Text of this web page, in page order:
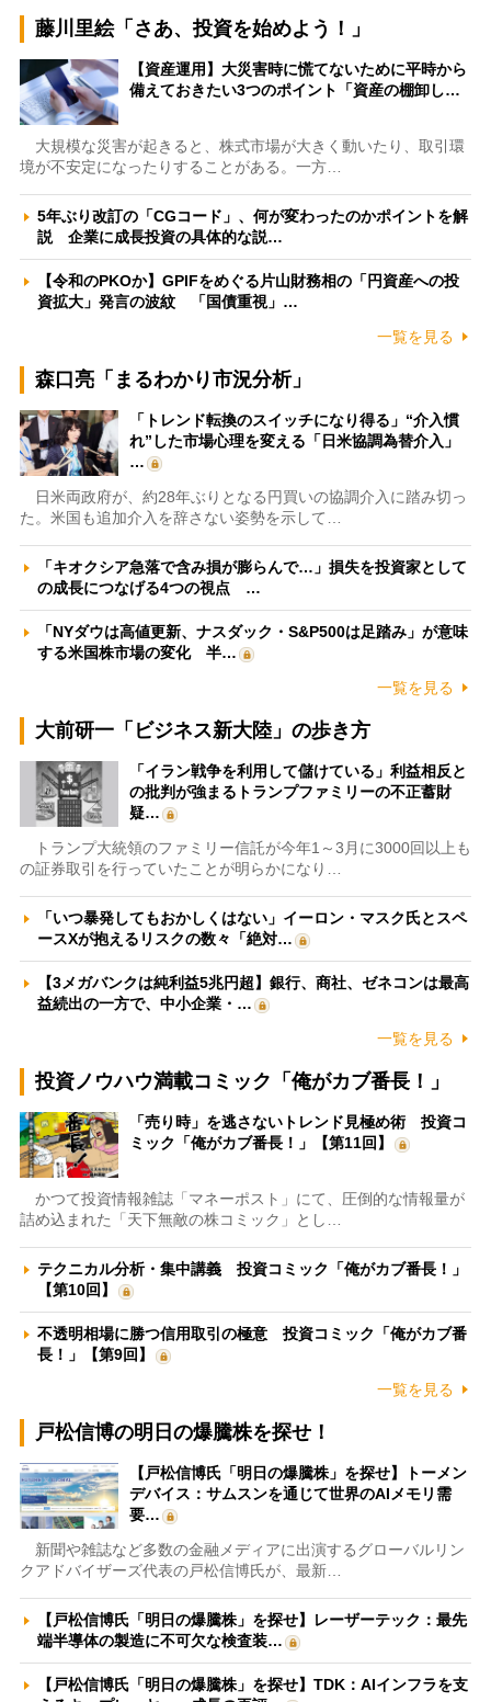
藤川里絵「さあ、投資を始めよう！」
【資産運用】大災害時に慌てないために平時から
備えておきたい3つのポイント「資産の棚卸し…
大規模な災害が起きると、株式市場が大きく動いたり、取引環
境が不安定になったりすることがある。一方…
5年ぶり改訂の「CGコード」、何が変わったのかポイントを解
説 企業に成長投資の具体的な説…
【令和のPKOか】GPIFをめぐる片山財務相の「円資産への投
資拡大」発言の波紋 「国債重視」…
一覧を見る
森口亮「まるわかり市況分析」
「トレンド転換のスイッチになり得る」“介入慣
れ”した市場心理を変える「日米協調為替介入」
…
日米両政府が、約28年ぶりとなる円買いの協調介入に踏み切っ
た。米国も追加介入を辞さない姿勢を示して…
「キオクシア急落で含み損が膨らんで…」損失を投資家として
の成長につなげる4つの視点 …
「NYダウは高値更新、ナスダック・S&P500は足踏み」が意味
する米国株市場の変化 半…
一覧を見る
大前研一「ビジネス新大陸」の歩き方
「イラン戦争を利用して儲けている」利益相反と
の批判が強まるトランプファミリーの不正蓄財
疑…
トランプ大統領のファミリー信託が今年1～3月に3000回以上も
の証券取引を行っていたことが明らかになり…
「いつ暴発してもおかしくはない」イーロン・マスク氏とスペ
ースXが抱えるリスクの数々「絶対…
【3メガバンクは純利益5兆円超】銀行、商社、ゼネコンは最高
益続出の一方で、中小企業・…
一覧を見る
投資ノウハウ満載コミック「俺がカブ番長！」
「売り時」を逃さないトレンド見極め術 投資コ
ミック「俺がカブ番長！」【第11回】
かつて投資情報雑誌「マネーポスト」にて、圧倒的な情報量が
詰め込まれた「天下無敵の株コミック」とし…
テクニカル分析・集中講義 投資コミック「俺がカブ番長！」
【第10回】
不透明相場に勝つ信用取引の極意 投資コミック「俺がカブ番
長！」【第9回】
一覧を見る
戸松信博の明日の爆騰株を探せ！
【戸松信博氏「明日の爆騰株」を探せ】トーメン
デバイス：サムスンを通じて世界のAIメモリ需
要…
新聞や雑誌など多数の金融メディアに出演するグローバルリン
クアドバイザーズ代表の戸松信博氏が、最新…
【戸松信博氏「明日の爆騰株」を探せ】レーザーテック：最先
端半導体の製造に不可欠な検査装…
【戸松信博氏「明日の爆騰株」を探せ】TDK：AIインフラを支